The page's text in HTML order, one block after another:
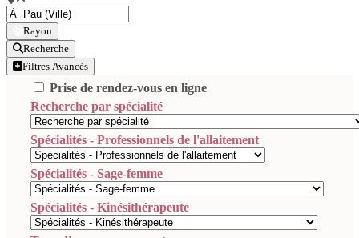
Rayon
Recherche
Filtres Avancés
Prise de rendez-vous en ligne
Recherche par spécialité
Spécialités - Professionnels de l'allaitement
Spécialités - Sage-femme
Spécialités - Kinésithérapeute